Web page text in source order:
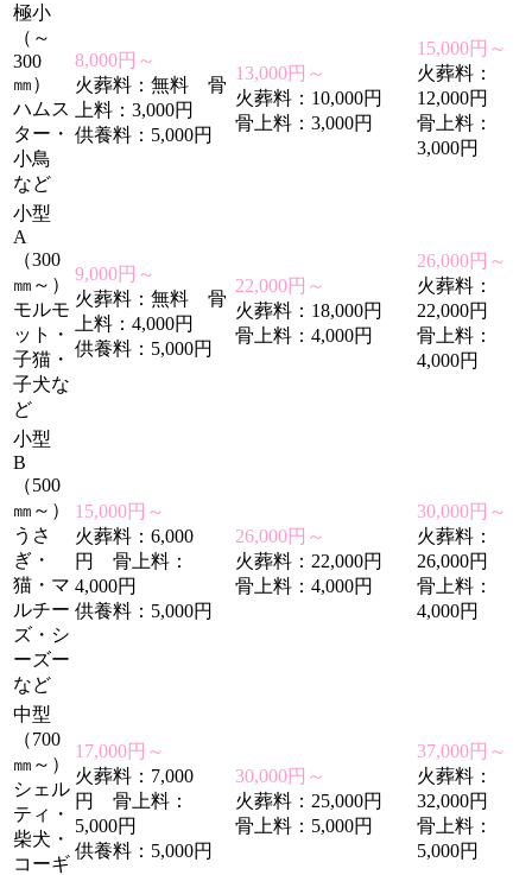
極小
（～
300
㎜）
ハムス
ター・
小鳥
など
8,000円～
火葬料：無料 骨
上料：3,000円
供養料：5,000円
13,000円～
火葬料：10,000円
骨上料：3,000円
15,000円～
火葬料：
12,000円
骨上料：
3,000円
小型
A
（300
㎜～）
モルモ
ット・
子猫・
子犬な
ど
9,000円～
火葬料：無料 骨
上料：4,000円
供養料：5,000円
22,000円～
火葬料：18,000円
骨上料：4,000円
26,000円～
火葬料：
22,000円
骨上料：
4,000円
小型
B
（500
㎜～）
うさ
ぎ・
猫・マ
ルチー
ズ・シ
ーズー
など
15,000円～
火葬料：6,000
円 骨上料：
4,000円
供養料：5,000円
26,000円～
火葬料：22,000円
骨上料：4,000円
30,000円～
火葬料：
26,000円
骨上料：
4,000円
中型
（700
㎜～）
シェル
ティ・
柴犬・
コーギ
17,000円～
火葬料：7,000
円 骨上料：
5,000円
供養料：5,000円
30,000円～
火葬料：25,000円
骨上料：5,000円
37,000円～
火葬料：
32,000円
骨上料：
5,000円